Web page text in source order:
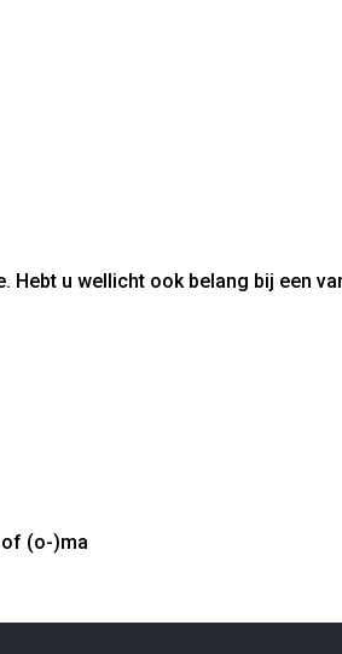
u wellicht ook belang bij een
of (o-)ma